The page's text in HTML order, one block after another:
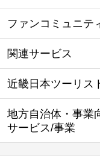
ファンコミュニテ
関連サービス
近畿日本ツーリ
地方自治体・事業
サービス/事業